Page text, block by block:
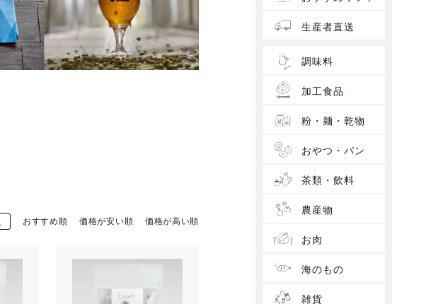
生産者直送
調味料
加工食品
粉・麺・乾物
おやつ・パン
茶類・飲料
農産物
お肉
海のもの
雑貨
おすすめ順 価格が安い順 価格が高い順